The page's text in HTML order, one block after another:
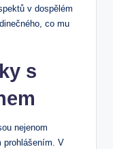
v dospělém
co mu
s
nejenom
prohlášením. V